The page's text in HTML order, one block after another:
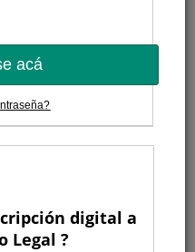
acá
digital a
Legal ?